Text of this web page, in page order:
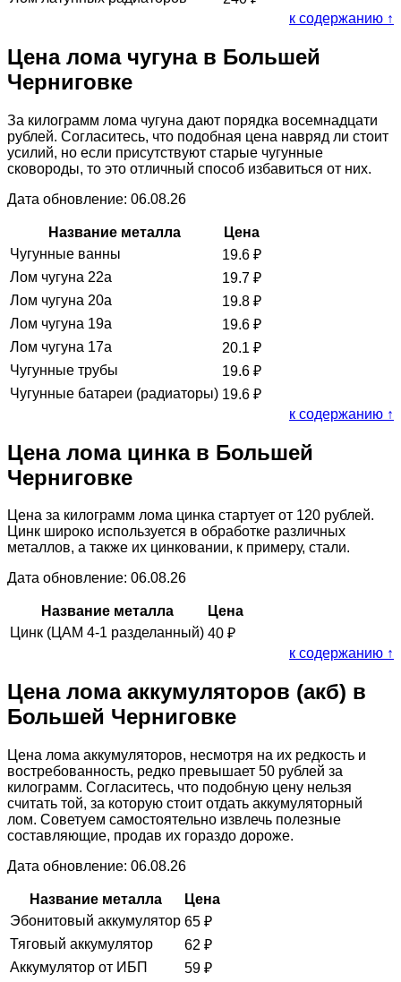
к содержанию ↑
Цена лома чугуна в Большей
Черниговке
За килограмм лома чугуна дают порядка восемнадцати
рублей. Согласитесь, что подобная цена навряд ли стоит
усилий, но если присутствуют старые чугунные
сковороды, то это отличный способ избавиться от них.
Дата обновление: 06.08.26
Название металла
Цена
Чугунные ванны
19.6 ₽
Лом чугуна 22а
19.7 ₽
Лом чугуна 20а
19.8 ₽
Лом чугуна 19а
19.6 ₽
Лом чугуна 17а
20.1 ₽
Чугунные трубы
19.6 ₽
Чугунные батареи (радиаторы) 19.6 ₽
к содержанию ↑
Цена лома цинка в Большей
Черниговке
Цена за килограмм лома цинка стартует от 120 рублей.
Цинк широко используется в обработке различных
металлов, а также их цинковании, к примеру, стали.
Дата обновление: 06.08.26
Название металла
Цена
Цинк (ЦАМ 4-1 разделанный) 40 ₽
к содержанию ↑
Цена лома аккумуляторов (акб) в
Большей Черниговке
Цена лома аккумуляторов, несмотря на их редкость и
востребованность, редко превышает 50 рублей за
килограмм. Согласитесь, что подобную цену нельзя
считать той, за которую стоит отдать аккумуляторный
лом. Советуем самостоятельно извлечь полезные
составляющие, продав их гораздо дороже.
Дата обновление: 06.08.26
Название металла
Цена
Эбонитовый аккумулятор 65 ₽
Тяговый аккумулятор
62 ₽
Аккумулятор от ИБП
59 ₽